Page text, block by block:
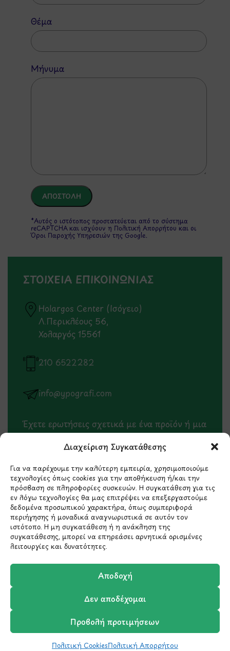
Διαχείριση Συγκατάθεσης
Για να παρέχουμε την καλύτερη εμπειρία, χρησιμοποιούμε
τεχνολογίες όπως cookies για την αποθήκευση ή/και την
πρόσβαση σε πληροφορίες συσκευών. Η συγκατάθεση για τις
εν λόγω τεχνολογίες θα μας επιτρέψει να επεξεργαστούμε
δεδομένα προσωπικού χαρακτήρα, όπως συμπεριφορά
περιήγησης ή μοναδικά αναγνωριστικά σε αυτόν τον
ιστότοπο. Η μη συγκατάθεση ή η ανάκληση της
συγκατάθεσης, μπορεί να επηρεάσει αρνητικά ορισμένες
λειτουργίες και δυνατότητες.
Αποδοχή
Δεν αποδέχομαι
Προβολή προτιμήσεων
Πολιτική CookiesΠολιτική Απορρήτου
Θέμα
Μήνυμα
*Αυτός ο ιστότοπος προστατεύεται από το σύστημα
reCAPTCHA και ισχύουν η Πολιτική Απορρήτου και οι
Όροι Παροχής Υπηρεσιώντης Google.
ΣΤΟΙΧΕΙΑ ΕΠΙΚΟΙΝΩΝΙΑΣ
Holargos Center (Ισόγειο)
Λ.Περικλέους 56,
Χολαργός 15561
210 6522282
info@ypografi.com
Έχετε ερωτήσεις σχετικά με ένα προϊόν ή μια
παραγγελία; Στείλτε μας ένα email και θα
επικοινωνήσουμε σύντομα μαζί σας.
Μάθετε πρώτοι τα νέα
και τις προσφορές
μας.